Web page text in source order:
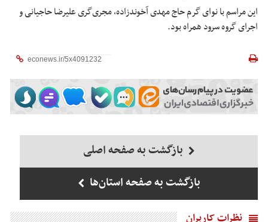
این مراسم با نوای گرم حاج مهدی آخوندزاده، مجری‌گری علیرضا حاجیانی و
اجرای گروه سرود همراه بود.
بازگشت به صفحه اصلی
بازگشت به صفحه استان‌ها
نظرات کاربران